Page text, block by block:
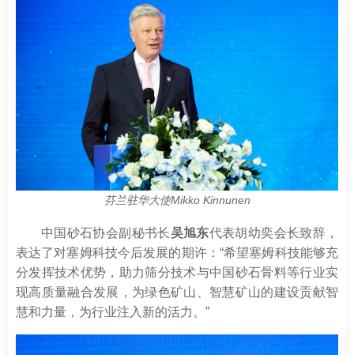
芬兰驻华大使Mikko Kinnunen
中国砂石协会副秘书长吴旭东代表胡幼奕会长致辞，
表达了对塞姆科技今后发展的期许：“希望塞姆科技能够充
分发挥技术优势，助力筛分技术与中国砂石骨料等行业实
现高质量融合发展，为绿色矿山、智慧矿山的建设贡献智
慧和力量，为行业注入新的活力。”